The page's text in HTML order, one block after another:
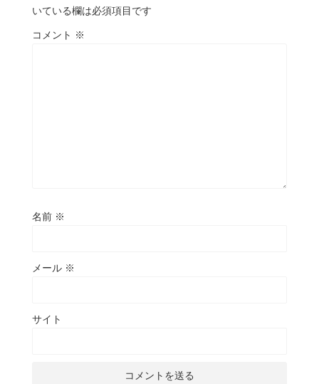
いている欄は必須項目です
コメント ※
名前 ※
メール ※
サイト